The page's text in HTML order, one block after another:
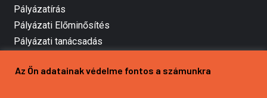
Pályázatírás
Pályázati Előminősítés
Pályázati tanácsadás
Mezőgazdasági pályázatírás
Az Ön adatainak védelme fontos a számunkra